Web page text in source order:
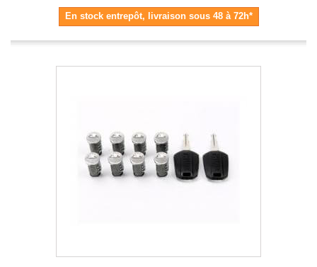
En stock entrepôt, livraison sous 48 à 72h*